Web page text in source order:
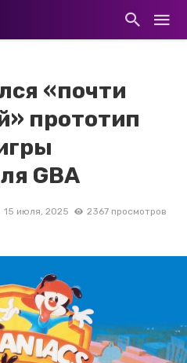
«почти
прототип
GBA
15 июля, 2025 2367 просмотров